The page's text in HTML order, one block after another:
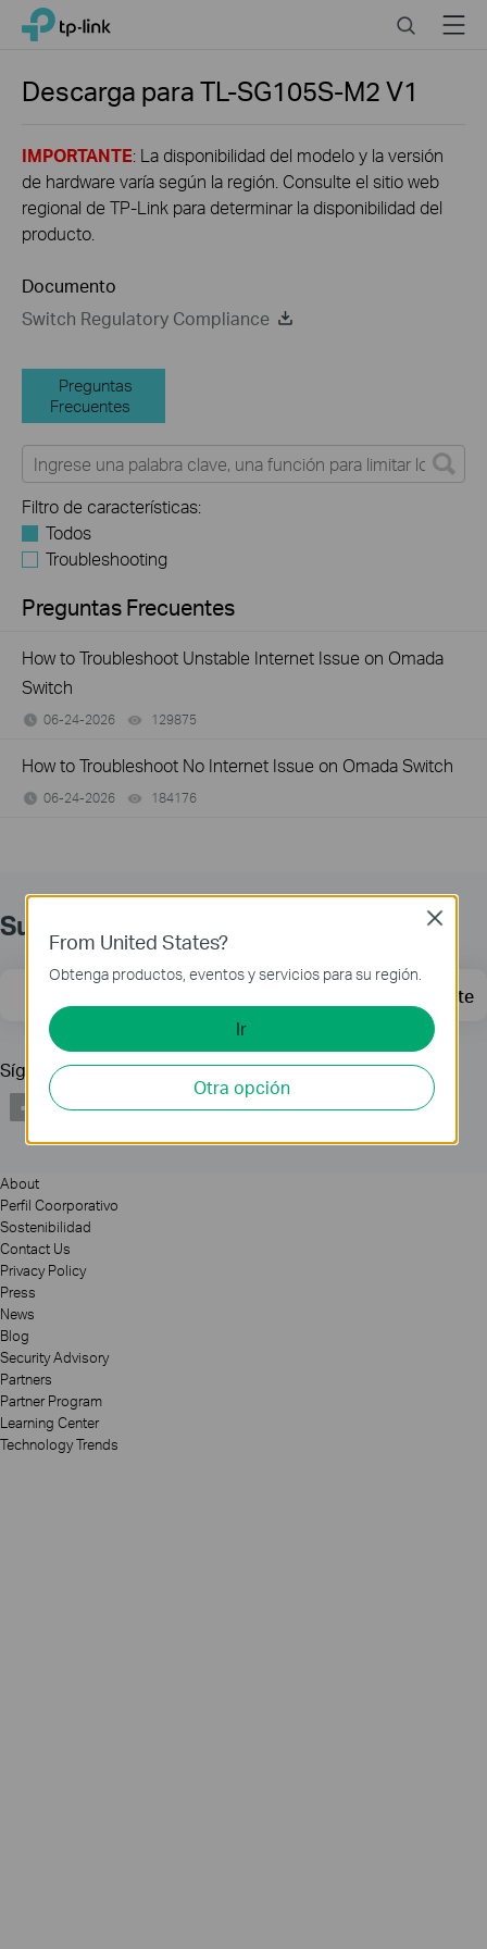
Click
navigation
TP-Link, Reliably Smart SearchMenu
Descarga paraTL-SG105S-M2V1
IMPORTANTE: La disponibilidad del modelo y la versión
de hardware varía según la región. Consulte el sitio web
regional de TP-Link para determinar la disponibilidad del
producto.
Documento
Switch Regulatory Compliance
Preguntas
Frecuentes
Filtro de características:
Todos
Troubleshooting
Preguntas Frecuentes
How to Troubleshoot Unstable Internet Issue on Omada
Switch
06-24-2026 129875
How to Troubleshoot No Internet Issue on Omada Switch
06-24-2026 184176
Suscripción
Dirección de correo Regístrate
Síguenos
About
Perfil Coorporativo
Sostenibilidad
Contact Us
Privacy Policy
Press
News
Blog
Security Advisory
Partners
Partner Program
Learning Center
Technology Trends
From United States?
Obtenga productos, eventos y servicios para su región.
Ir
Otra opción
Close